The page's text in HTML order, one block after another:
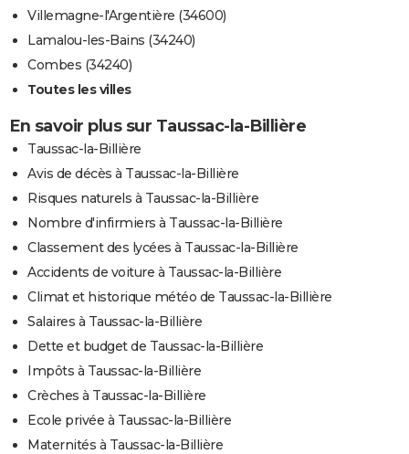
Villemagne-l'Argentière (34600)
Lamalou-les-Bains (34240)
Combes (34240)
Toutes les villes
En savoir plus sur Taussac-la-Billière
Taussac-la-Billière
Avis de décès à Taussac-la-Billière
Risques naturels à Taussac-la-Billière
Nombre d'infirmiers à Taussac-la-Billière
Classement des lycées à Taussac-la-Billière
Accidents de voiture à Taussac-la-Billière
Climat et historique météo de Taussac-la-Billière
Salaires à Taussac-la-Billière
Dette et budget de Taussac-la-Billière
Impôts à Taussac-la-Billière
Crèches à Taussac-la-Billière
Ecole privée à Taussac-la-Billière
Maternités à Taussac-la-Billière